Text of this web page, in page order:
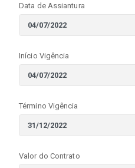
Data de Assiantura
Início Vigência
Término Vigência
Valor do Contrato